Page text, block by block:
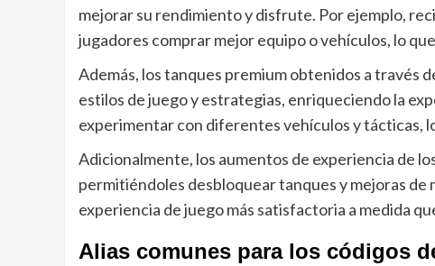
mejorar su rendimiento y disfrute. Por ejemplo,
jugadores comprar mejor equipo o vehículos, lo
Además, los tanques premium obtenidos a través
estilos de juego y estrategias, enriqueciendo la
experimentar con diferentes vehículos y tácticas,
Adicionalmente, los aumentos de experiencia de
permitiéndoles desbloquear tanques y mejoras de
experiencia de juego más satisfactoria a medida
Alias comunes para los códigos